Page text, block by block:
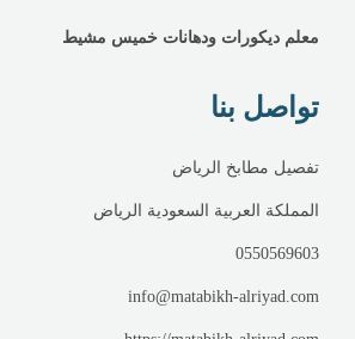
معلم ديكورات ودهانات خميس مشيط
تواصل بنا
تفصيل مطابخ الرياض
المملكة العربية السعودية الرياض
0550569603
info@matabikh-alriyad.com